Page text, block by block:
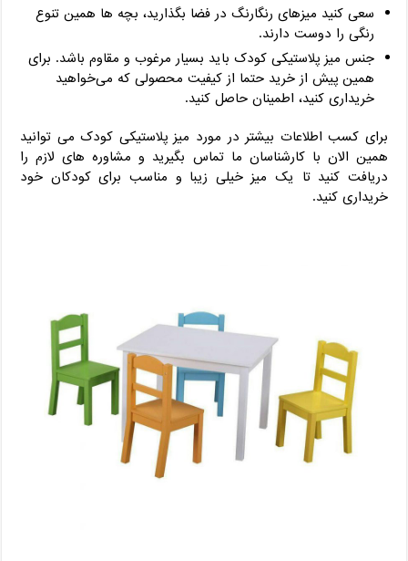
سعی کنید میزهای رنگارنگ در فضا بگذارید، بچه‌ ها همین تنوع
رنگی را دوست دارند.
جنس میز پلاستیکی کودک باید بسیار مرغوب و مقاوم باشد. برای
همین پیش از خرید حتما از کیفیت محصولی که می‌خواهید
خریداری کنید، اطمینان حاصل کنید.
برای کسب اطلاعات بیشتر در مورد میز پلاستیکی کودک می‌ توانید
همین الان با کارشناسان ما تماس بگیرید و مشاوره‌ های لازم را
دریافت کنید تا یک میز خیلی زیبا و مناسب برای کودکان خود
خریداری کنید.